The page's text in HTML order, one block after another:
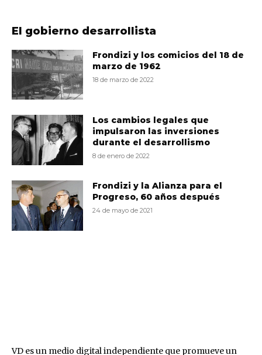
El gobierno desarrollista
Frondizi y los comicios del 18 de
marzo de 1962
18 de marzo de 2022
Los cambios legales que
impulsaron las inversiones
durante el desarrollismo
8 de enero de 2022
Frondizi y la Alianza para el
Progreso, 60 años después
24 de mayo de 2021
VD es un medio digital independiente que promueve un